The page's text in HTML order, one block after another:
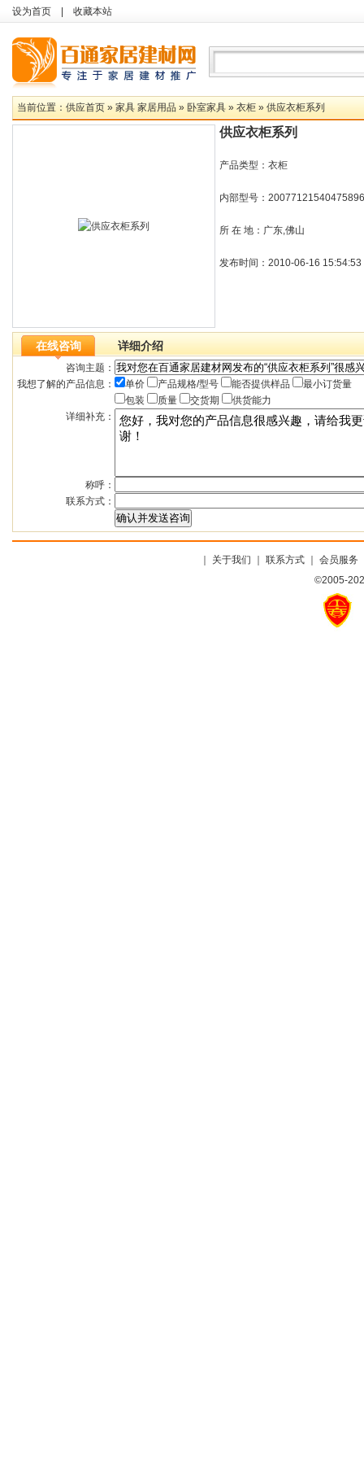
设为首页 收藏本站
当前位置： 供应首页 » 家具 家居用品 » 卧室家具 » 衣柜 » 供应衣柜系列
供应衣柜系列
产品类型：衣柜
内部型号：20077121540475896
所 在 地：广东,佛山
发布时间：2010-06-16 15:54:53
在线咨询 详细介绍
咨询主题：
我想了解的产品信息：
单价 产品规格/型号 能否提供样品
最小订货量
包装
质量 交货期
供货能力
详细补充：
称呼：
联系方式：
关于我们 联系方式｜ 会员服务
©2005-